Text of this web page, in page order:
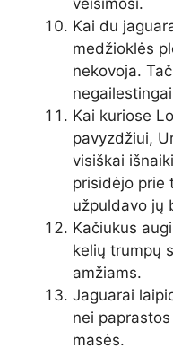
Kai du
medžioklės
nekovoja.
Kai kuriose
pavyzdžiui,
visiškai
prisidėjo prie
užpuldavo jų
Kačiukus
kelių trumpų
amžiams.
Jaguarai
nei
masės.